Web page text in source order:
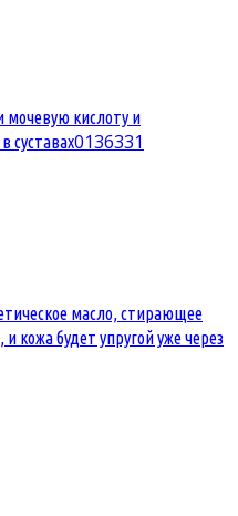
мочевую кислоту и
суставах0136331
масло, стирающее
кожа будет упругой уже через